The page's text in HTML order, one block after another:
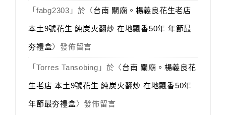
「 fabg2303 」於〈台南 關廟。楊義良花生老店
本土9號花生 純炭火翻炒 在地飄香50年 年節最
夯禮盒〉發佈留言
「 Torres Tansobing 」於〈台南 關廟。楊義良花
生老店 本土9號花生 純炭火翻炒 在地飄香50年
年節最夯禮盒〉發佈留言